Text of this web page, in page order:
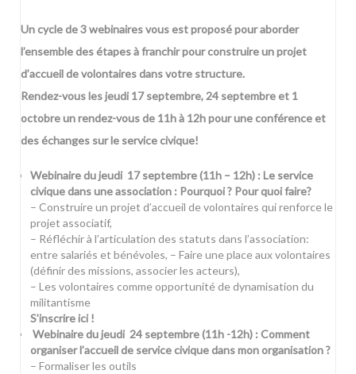
Un cycle de 3 webinaires vous est proposé pour aborder
l’ensemble des étapes à franchir pour construire un projet
d’accueil de volontaires dans votre structure.
Rendez-vous les jeudi 17 septembre, 24 septembre et 1
octobre un rendez-vous de 11h à 12h pour une conférence et
des échanges sur le service civique!
Webinaire du jeudi 17 septembre (11h – 12h) : Le service
civique dans une association : Pourquoi ? Pour quoi faire?
– Construire un projet d’accueil de volontaires qui renforce le
projet associatif,
– Réfléchir à l’articulation des statuts dans l’association:
entre salariés et bénévoles, – Faire une place aux volontaires
(définir des missions, associer les acteurs),
– Les volontaires comme opportunité de dynamisation du
militantisme
S’inscrire ici !
Webinaire du jeudi 24 septembre (11h -12h) : Comment
organiser l’accueil de service civique dans mon organisation ?
– Formaliser les outils